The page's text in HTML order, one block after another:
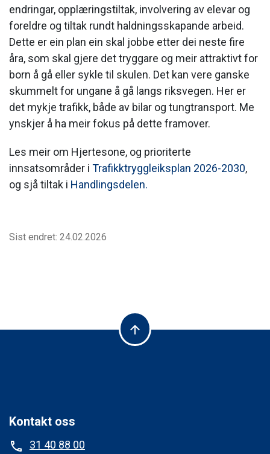
endringar, opplæringstiltak, involvering av elevar og
foreldre og tiltak rundt haldningsskapande arbeid.
Dette er ein plan ein skal jobbe etter dei neste fire
åra, som skal gjere det tryggare og meir attraktivt for
born å gå eller sykle til skulen. Det kan vere ganske
skummelt for ungane å gå langs riksvegen. Her er
det mykje trafikk, både av bilar og tungtransport. Me
ynskjer å ha meir fokus på dette framover.
Les meir om Hjertesone, og prioriterte
innsatsområder i Trafikktryggleiksplan 2026-2030,
og sjå tiltak i Handlingsdelen.
Sist endret: 24.02.2026
arrow_upward
Kontakt oss
phone
31 40 88 00